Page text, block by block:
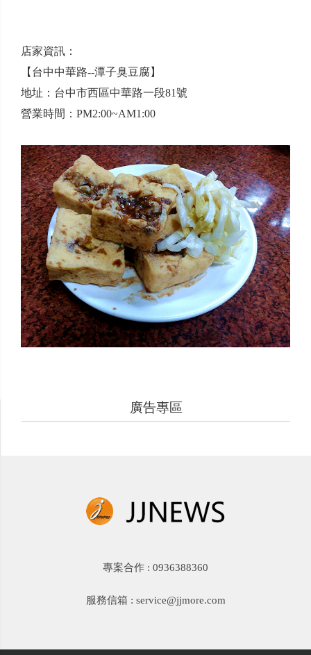
店家資訊：
【台中中華路--潭子臭豆腐】
地址：台中市西區中華路一段81號
營業時間：PM2:00~AM1:00
廣告專區
專案合作 : 0936388360
服務信箱 : service@jjmore.com